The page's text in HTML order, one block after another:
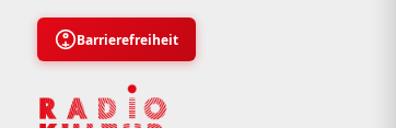
Barrierefreiheit